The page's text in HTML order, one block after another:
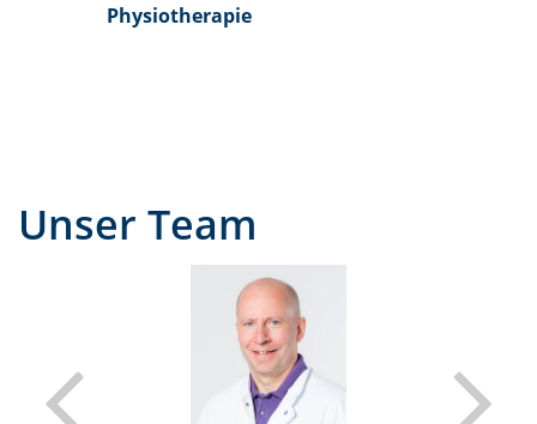
Physiotherapie
Unser Team